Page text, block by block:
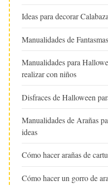
Ideas para decorar
Manualidades de
Manualidades para
realizar con niños
Disfraces de Halloween
Manualidades de Arañas
ideas
Cómo hacer arañas de
Cómo hacer un gorro de